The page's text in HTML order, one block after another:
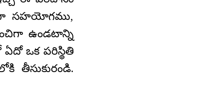
సహయోగము,
ఉండటాన్ని
ఒక పరిస్థితి
తీసుకురండి.